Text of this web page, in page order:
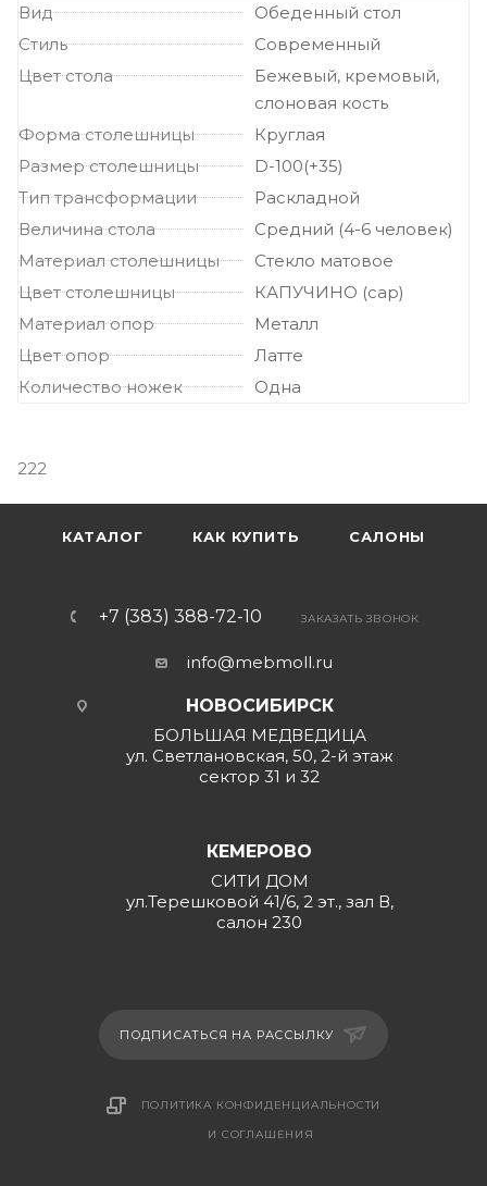
Вид
Обеденный стол
Стиль
Современный
Цвет стола
Бежевый, кремовый,
слоновая кость
Форма столешницы
Круглая
Размер столешницы
D-100(+35)
Тип трансформации
Раскладной
Величина стола
Средний (4-6 человек)
Материал столешницы
Стекло матовое
Цвет столешницы
КАПУЧИНО (cap)
Материал опор
Металл
Цвет опор
Латте
Количество ножек
Одна
222
КАТАЛОГ КАК КУПИТЬ САЛОНЫ
+7 (383) 388-72-10 ЗАКАЗАТЬ ЗВОНОК
info@mebmoll.ru
НОВОСИБИРСК
БОЛЬШАЯ МЕДВЕДИЦА
ул. Светлановская, 50, 2-й этаж
сектор 31 и 32
КЕМЕРОВО
СИТИ ДОМ
ул.Терешковой 41/6, 2 эт., зал В,
салон 230
ПОДПИСАТЬСЯ НА РАССЫЛКУ
ПОЛИТИКА КОНФИДЕНЦИАЛЬНОСТИ
И СОГЛАШЕНИЯ